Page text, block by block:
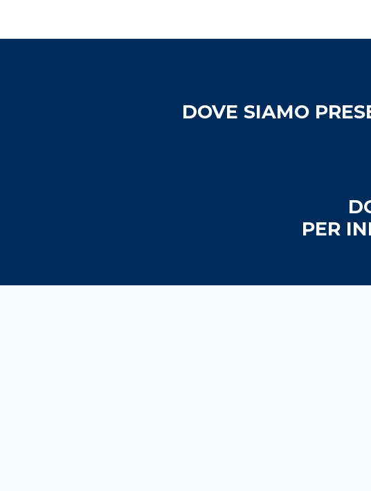
DOVE SIAMO
PER